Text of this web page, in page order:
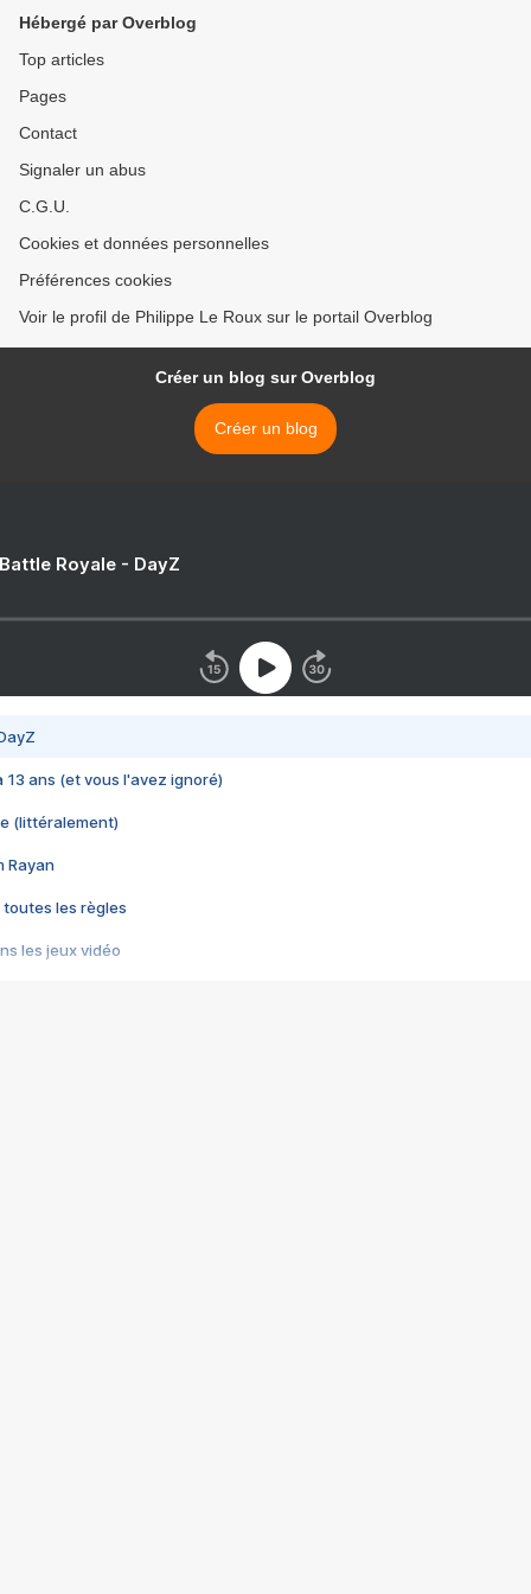
Hébergé par Overblog
Top articles
Pages
Contact
Signaler un abus
C.G.U.
Cookies et données personnelles
Préférences cookies
Voir le profil de Philippe Le Roux sur le portail Overblog
Créer un blog sur Overblog
Créer un blog
Royale - DayZ
13 ans (et vous l'avez ignoré)
(littéralement)
Rayan
toutes les règles
les jeux vidéo